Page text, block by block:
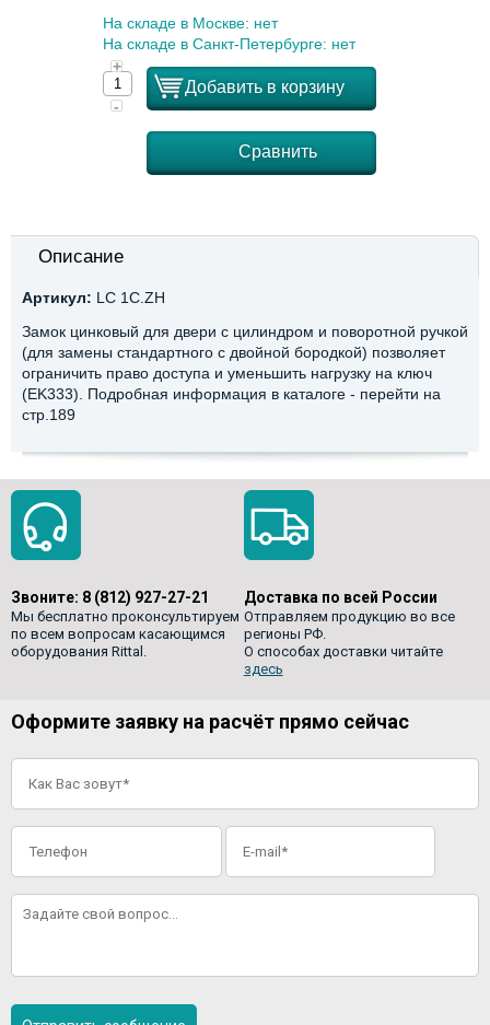
На складе в Москве: нет
На складе в Санкт-Петербурге: нет
+
-
Добавить в корзину
Сравнить
Описание
Артикул: LC 1C.ZH
Замок цинковый для двери с цилиндром и поворотной ручкой
(для замены стандартного с двойной бородкой) позволяет
ограничить право доступа и уменьшить нагрузку на ключ
(EK333). Подробная информация в каталоге - перейти на
стр.189
Звоните: 8 (812) 927-27-21
Мы бесплатно проконсультируем
по всем вопросам касающимся
оборудования Rittal.
Доставка по всей России
Отправляем продукцию во все
регионы РФ.
О способах доставки читайте
здесь
Оформите заявку на расчёт прямо сейчас